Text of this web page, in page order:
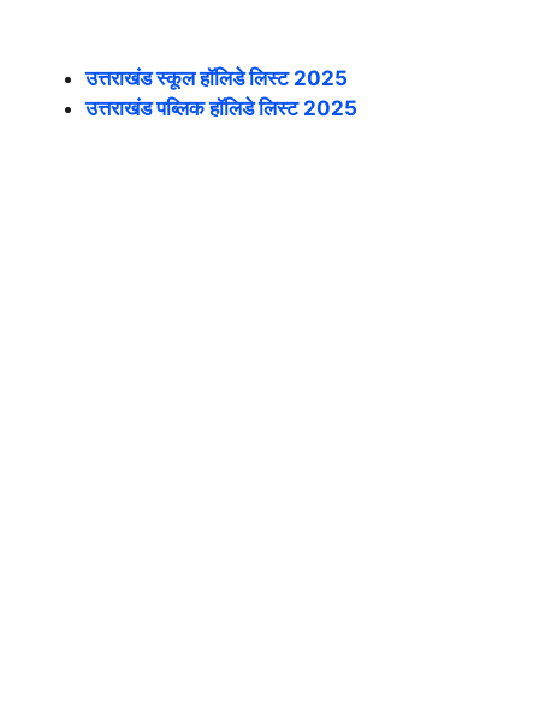
उत्तराखंड स्कूल हॉलिडे लिस्ट 2025
उत्तराखंड पब्लिक हॉलिडे लिस्ट 2025